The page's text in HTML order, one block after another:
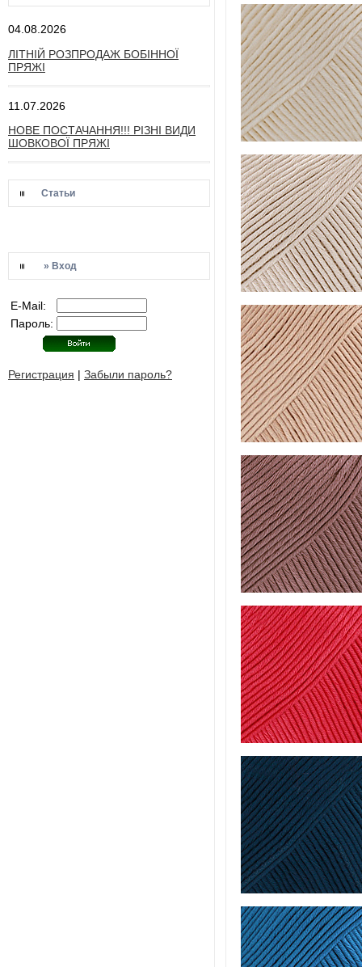
04.08.2026
ЛІТНІЙ РОЗПРОДАЖ БОБІННОЇ
ПРЯЖІ
11.07.2026
НОВЕ ПОСТАЧАННЯ!!! РІЗНІ ВИДИ
ШОВКОВОЇ ПРЯЖІ
Статьи
» Вход
E-Mail:
Пароль:
Регистрация | Забыли пароль?